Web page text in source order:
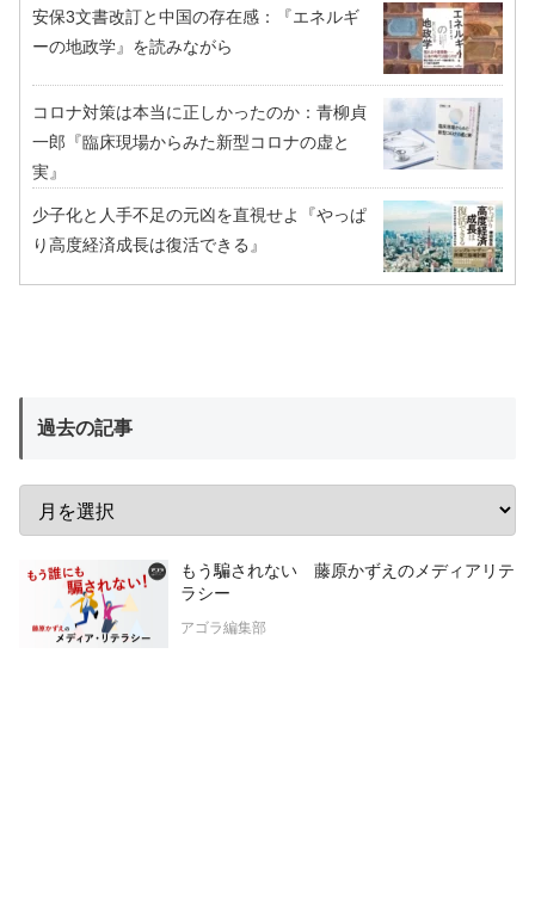
安保3文書改訂と中国の存在感：『エネルギ
ーの地政学』を読みながら
コロナ対策は本当に正しかったのか：青柳貞
一郎『臨床現場からみた新型コロナの虚と
実』
少子化と人手不足の元凶を直視せよ『やっぱ
り高度経済成長は復活できる』
過去の記事
もう騙されない 藤原かずえのメディアリテ
ラシー
アゴラ編集部